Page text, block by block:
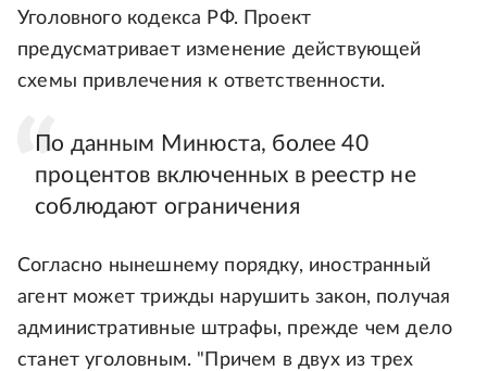
Уголовного кодекса РФ. Проект
предусматривает изменение действующей
схемы привлечения к ответственности.
По данным Минюста, более 40
процентов включенных в реестр не
соблюдают ограничения
Согласно нынешнему порядку, иностранный
агент может трижды нарушить закон, получая
административные штрафы, прежде чем дело
станет уголовным. "Причем в двух из трех